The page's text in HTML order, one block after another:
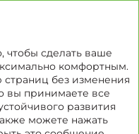
о запрете
чтобы сделать ваше
комфортным.
без изменения
вы принимаете все
развития
можете нажать